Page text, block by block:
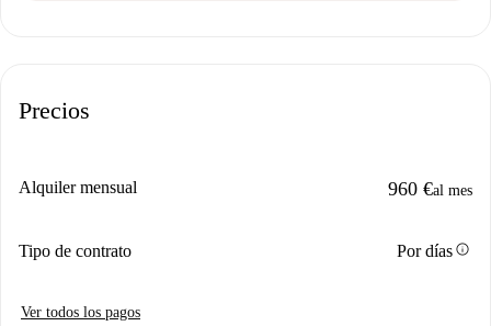
Precios
Alquiler mensual 960 €al mes
Tipo de contrato Por díasinfo
Ver todos los pagos